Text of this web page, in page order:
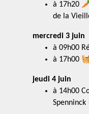
à 17h20
de la
mercredi 3 juin
à 09h00
à 17h00
jeudi 4 juin
à 14h00